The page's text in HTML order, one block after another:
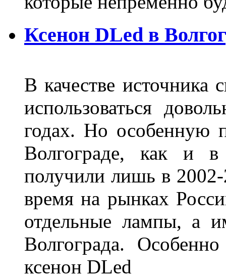
Ксенон DLed в
В качестве источника
использоваться
годах. Но особенную
Волгограде, как и
получили лишь в
время на рынках
отдельные лампы, а
Волгограда.
ксенон DLed